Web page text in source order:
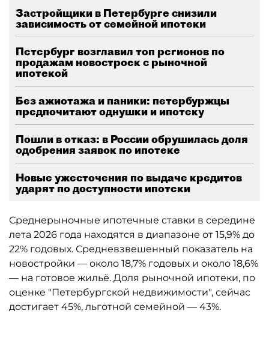
Застройщики в Петербурге снизили
зависимость от семейной ипотеки
Петербург возглавил топ регионов по
продажам новостроек с рыночной
ипотекой
Без ажиотажа и паники: петербуржцы
предпочитают однушки и ипотеку
Пошли в отказ: в России обрушилась доля
одобрения заявок по ипотеке
Новые ужесточения по выдаче кредитов
ударят по доступности ипотеки
Среднерыночные ипотечные ставки в середине
лета 2026 года находятся в диапазоне от 15,9% до
22% годовых. Средневзвешенный показатель на
новостройки — около 18,7% годовых и около 18,6%
— на готовое жильё. Доля рыночной ипотеки, по
оценке "Петербургской недвижимости", сейчас
достигает 45%, льготной семейной — 43%.